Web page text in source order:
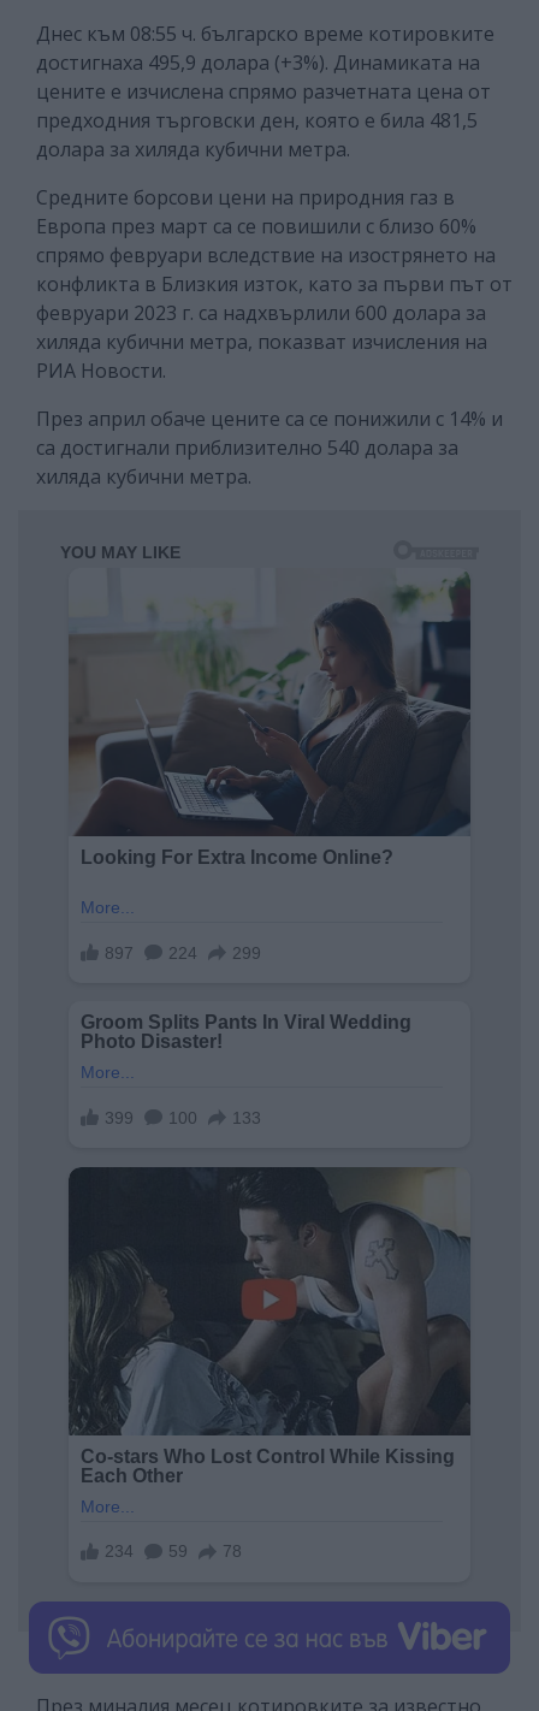
Днес към 08:55 ч. българско време котировките
достигнаха 495,9 долара (+3%). Динамиката на
цените е изчислена спрямо разчетната цена от
предходния търговски ден, която е била 481,5
долара за хиляда кубични метра.
Средните борсови цени на природния газ в
Европа през март са се повишили с близо 60%
спрямо февруари вследствие на изострянето на
конфликта в Близкия изток, като за първи път от
февруари 2023 г. са надхвърлили 600 долара за
хиляда кубични метра, показват изчисления на
РИА Новости.
През април обаче цените са се понижили с 14% и
са достигнали приблизително 540 долара за
хиляда кубични метра.